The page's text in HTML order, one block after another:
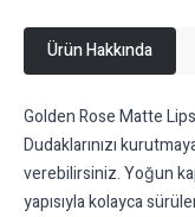
Ürün Hakkında
Golden Rose Matte
Dudaklarınızı
verebilirsiniz. Yoğun
yapısıyla kolayca